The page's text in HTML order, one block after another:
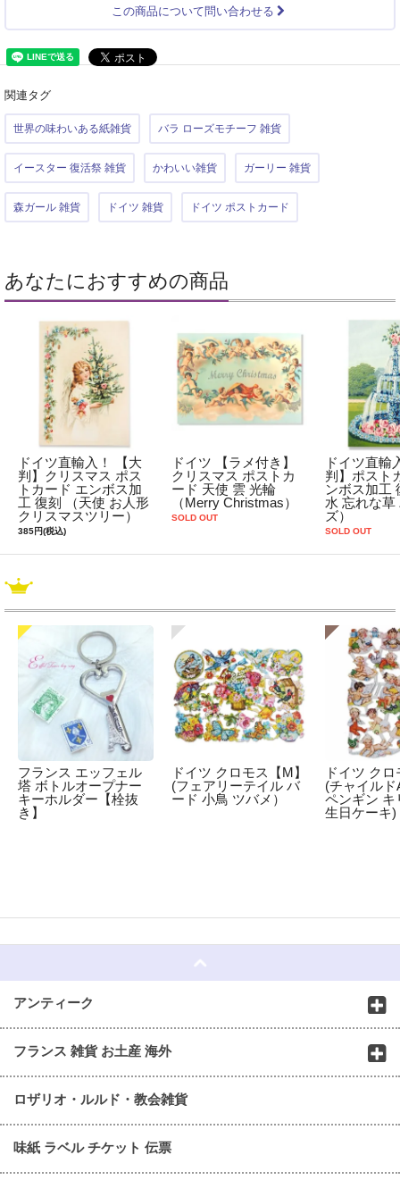
この商品について問い合わせる
関連タグ
世界の味わいある紙雑貨 バラ ローズモチーフ 雑貨
イースター 復活祭 雑貨 かわいい雑貨 ガーリー 雑貨
森ガール 雑貨 ドイツ 雑貨 ドイツ ポストカード
あなたにおすすめの商品
ドイツ直輸入！ 【大
判】クリスマス ポス
トカード エンボス加
工 復刻 （天使 お人形
クリスマスツリー）
385円(税込)
ドイツ 【ラメ付き】
クリスマス ポストカ
ード 天使 雲 光輪
（Merry Christmas）
SOLD OUT
ドイツ直輸
判】ポスト
ンボス加工
水 忘れな草
ズ）
SOLD OUT
フランス エッフェル
塔 ボトルオープナー
キーホルダー【栓抜
き】
ドイツ クロモス【M】
(フェアリーテイル バ
ード 小鳥 ツバメ）
ドイツ ク
(チャイルド
ペンギン キ
生日ケーキ)
アンティーク
フランス 雑貨 お土産 海外
ロザリオ・ルルド・教会雑貨
味紙 ラベル チケット 伝票